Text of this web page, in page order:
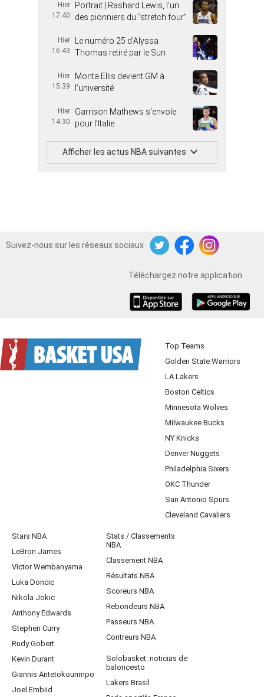
Hier
17:40
Portrait | Rashard Lewis, l’un
des pionniers du “stretch four”
Hier
16:43
Le numéro 25 d’Alyssa
Thomas retiré par le Sun
Hier
15:39
Monta Ellis devient GM à
l’université
Hier
14:30
Garrison Mathews s’envole
pour l’Italie
Afficher les actus NBA suivantes
Suivez-nous sur les réseaux sociaux
TwitterFacebookInstagram
Téléchargez notre application
Top Teams
Golden State Warriors
LA Lakers
Boston Celtics
Minnesota Wolves
Milwaukee Bucks
NY Knicks
Denver Nuggets
Philadelphia Sixers
OKC Thunder
San Antonio Spurs
Cleveland Cavaliers
Stars NBA
LeBron James
Victor Wembanyama
Luka Doncic
Nikola Jokic
Anthony Edwards
Stephen Curry
Rudy Gobert
Kevin Durant
Giannis Antetokounmpo
Joel Embiid
Stats / Classements
NBA
Classement NBA
Résultats NBA
Scoreurs NBA
Rebondeurs NBA
Passeurs NBA
Contreurs NBA
Solobasket: noticias de
baloncesto
Lakers Brasil